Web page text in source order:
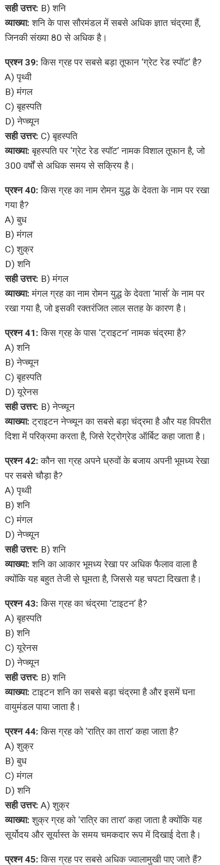
सही उत्तर: B) शनि
व्याख्या: शनि के पास सौरमंडल में सबसे अधिक ज्ञात चंद्रमा हैं,
जिनकी संख्या 80 से अधिक है।
प्रश्न 39: किस ग्रह पर सबसे बड़ा तूफान ‘ग्रेट रेड स्पॉट’ है?
A) पृथ्वी
B) मंगल
C) बृहस्पति
D) नेप्च्यून
सही उत्तर: C) बृहस्पति
व्याख्या: बृहस्पति पर ‘ग्रेट रेड स्पॉट’ नामक विशाल तूफान है, जो
300 वर्षों से अधिक समय से सक्रिय है।
प्रश्न 40: किस ग्रह का नाम रोमन युद्ध के देवता के नाम पर रखा
गया है?
A) बुध
B) मंगल
C) शुक्र
D) शनि
सही उत्तर: B) मंगल
व्याख्या: मंगल ग्रह का नाम रोमन युद्ध के देवता ‘मार्स’ के नाम पर
रखा गया है, जो इसकी रक्तरंजित लाल सतह के कारण है।
प्रश्न 41: किस ग्रह के पास ‘ट्राइटन’ नामक चंद्रमा है?
A) शनि
B) नेप्च्यून
C) बृहस्पति
D) यूरेनस
सही उत्तर: B) नेप्च्यून
व्याख्या: ट्राइटन नेप्च्यून का सबसे बड़ा चंद्रमा है और यह विपरीत
दिशा में परिक्रमा करता है, जिसे रेट्रोग्रेड ऑर्बिट कहा जाता है।
प्रश्न 42: कौन सा ग्रह अपने ध्रुवों के बजाय अपनी भूमध्य रेखा
पर सबसे चौड़ा है?
A) पृथ्वी
B) शनि
C) मंगल
D) नेप्च्यून
सही उत्तर: B) शनि
व्याख्या: शनि का आकार भूमध्य रेखा पर अधिक फैलाव वाला है
क्योंकि यह बहुत तेजी से घूमता है, जिससे यह चपटा दिखता है।
प्रश्न 43: किस ग्रह का चंद्रमा ‘टाइटन’ है?
A) बृहस्पति
B) शनि
C) यूरेनस
D) नेप्च्यून
सही उत्तर: B) शनि
व्याख्या: टाइटन शनि का सबसे बड़ा चंद्रमा है और इसमें घना
वायुमंडल पाया जाता है।
प्रश्न 44: किस ग्रह को ‘रात्रि का तारा’ कहा जाता है?
A) शुक्र
B) बुध
C) मंगल
D) शनि
सही उत्तर: A) शुक्र
व्याख्या: शुक्र ग्रह को ‘रात्रि का तारा’ कहा जाता है क्योंकि यह
सूर्योदय और सूर्यास्त के समय चमकदार रूप में दिखाई देता है।
प्रश्न 45: किस ग्रह पर सबसे अधिक ज्वालामुखी पाए जाते हैं?